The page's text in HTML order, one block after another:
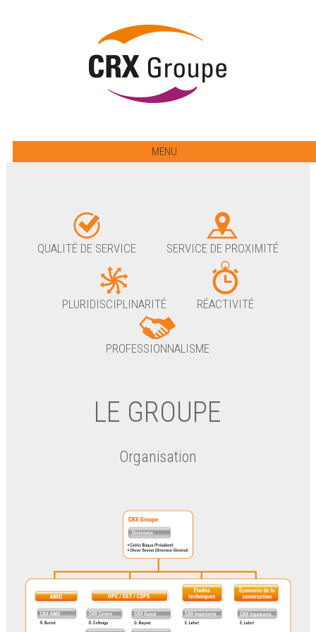
MENU
QUALITÉ DE SERVICE SERVICE DE PROXIMITÉ
PLURIDISCIPLINARITÉ RÉACTIVITÉ
PROFESSIONNALISME
LE GROUPE
Organisation